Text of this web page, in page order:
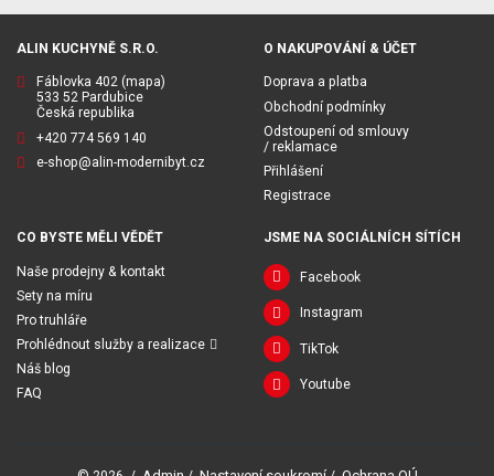
ALIN KUCHYNĚ S.R.O.
Fáblovka 402 (mapa)
533 52 Pardubice
Česká republika
+420 774 569 140
e-shop@alin-modernibyt.cz
O NAKUPOVÁNÍ & ÚČET
Doprava a platba
Obchodní podmínky
Odstoupení od smlouvy
/ reklamace
Přihlášení
Registrace
CO BYSTE MĚLI VĚDĚT
Naše prodejny & kontakt
Sety na míru
Pro truhláře
Prohlédnout služby a realizace
Náš blog
FAQ
JSME NA SOCIÁLNÍCH SÍTÍCH
Facebook
Instagram
TikTok
Youtube